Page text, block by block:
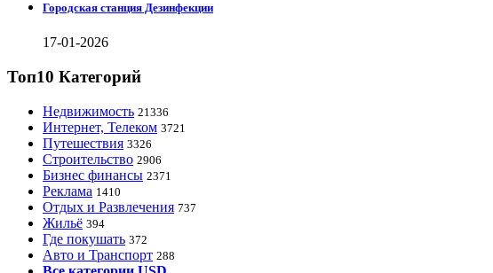
Городская станция Дезинфекции
17-01-2026
Топ10 Категорий
Недвижимость 21336
Интернет, Телеком 3721
Путешествия 3326
Строительство 2906
Бизнес финансы 2371
Реклама 1410
Отдых и Развлечения 737
Жильё 394
Где покушать 372
Авто и Транспорт 288